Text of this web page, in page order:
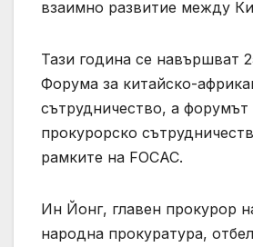
взаимно развитие между
Тази година се навършват
Форума за китайско-
сътрудничество, а форумът
прокурорско
рамките на FOCAC.
Ин Йонг, главен прокурор
народна прокуратура,